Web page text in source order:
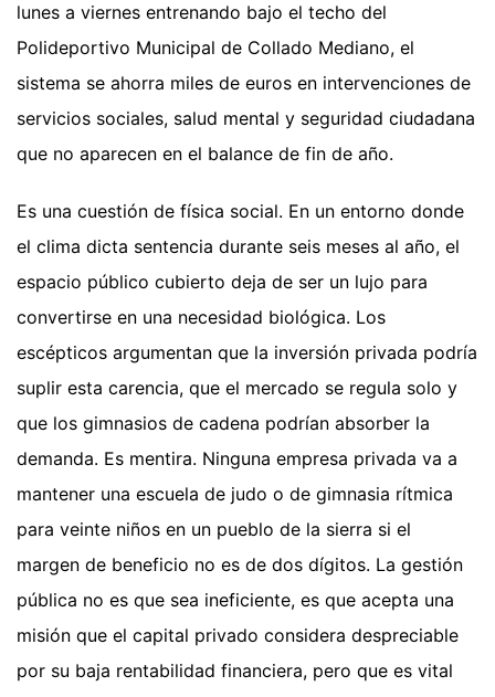
lunes a viernes entrenando bajo el techo del
Polideportivo Municipal de Collado Mediano, el
sistema se ahorra miles de euros en intervenciones de
servicios sociales, salud mental y seguridad ciudadana
que no aparecen en el balance de fin de año.
Es una cuestión de física social. En un entorno donde
el clima dicta sentencia durante seis meses al año, el
espacio público cubierto deja de ser un lujo para
convertirse en una necesidad biológica. Los
escépticos argumentan que la inversión privada podría
suplir esta carencia, que el mercado se regula solo y
que los gimnasios de cadena podrían absorber la
demanda. Es mentira. Ninguna empresa privada va a
mantener una escuela de judo o de gimnasia rítmica
para veinte niños en un pueblo de la sierra si el
margen de beneficio no es de dos dígitos. La gestión
pública no es que sea ineficiente, es que acepta una
misión que el capital privado considera despreciable
por su baja rentabilidad financiera, pero que es vital